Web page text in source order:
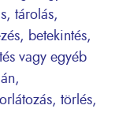
tárolás,
betekintés,
vagy egyéb
törlés,